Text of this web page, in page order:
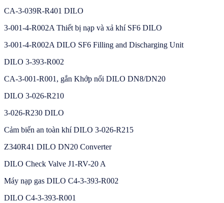
CA-3-039R-R401 DILO
3-001-4-R002A Thiết bị nạp và xả khí SF6 DILO
3-001-4-R002A DILO SF6 Filling and Discharging Unit
DILO 3-393-R002
CA-3-001-R001, gắn Khớp nối DILO DN8/DN20
DILO 3-026-R210
3-026-R230 DILO
Cảm biến an toàn khí DILO 3-026-R215
Z340R41 DILO DN20 Converter
DILO Check Valve J1-RV-20 A
Máy nạp gas DILO C4-3-393-R002
DILO C4-3-393-R001